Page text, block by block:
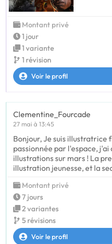
Montant privé
1 jour
1 variante
1 révision
Voir le profil
Clementine_Fourcade
27 mai à 13:45
Bonjour, Je suis illustratrice
passionnée par l'espace, j'ai
illustrations sur mars ! La
illustration jeunesse, et la
Montant privé
7 jours
2 variantes
5 révisions
Voir le profil